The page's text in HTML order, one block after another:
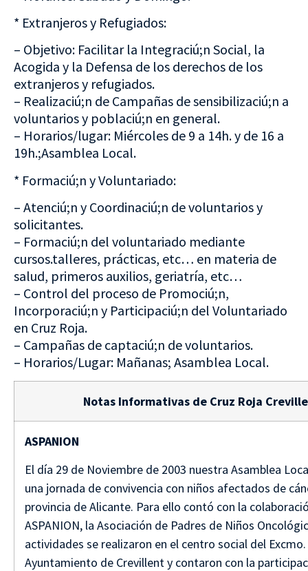
* Extranjeros y Refugiados:
– Objetivo: Facilitar la Integraciú;n Social, la
Acogida y la Defensa de los derechos de los
extranjeros y refugiados.
– Realizaciú;n de Campañas de sensibilizaciú;n a
voluntarios y poblaciú;n en general.
– Horarios/lugar: Miércoles de 9 a 14h. y de 16 a
19h.;Asamblea Local.
* Formaciú;n y Voluntariado:
– Atenciú;n y Coordinaciú;n de voluntarios y
solicitantes.
– Formaciú;n del voluntariado mediante
cursos.talleres, prácticas, etc… en materia de
salud, primeros auxilios, geriatría, etc…
– Control del proceso de Promociú;n,
Incorporaciú;n y Participaciú;n del Voluntariado
en Cruz Roja.
– Campañas de captaciú;n de voluntarios.
– Horarios/Lugar: Mañanas; Asamblea Local.
Notas Informativas de Cruz Roja
ASPANION
El día 29 de Noviembre de 2003 nuestra Asamblea
una jornada de convivencia con niños afectados de
provincia de Alicante. Para ello contó con la
ASPANION, la Asociación de Padres de Niños
actividades se realizaron en el centro social del Excmo.
Ayuntamiento de Crevillent y contaron con la